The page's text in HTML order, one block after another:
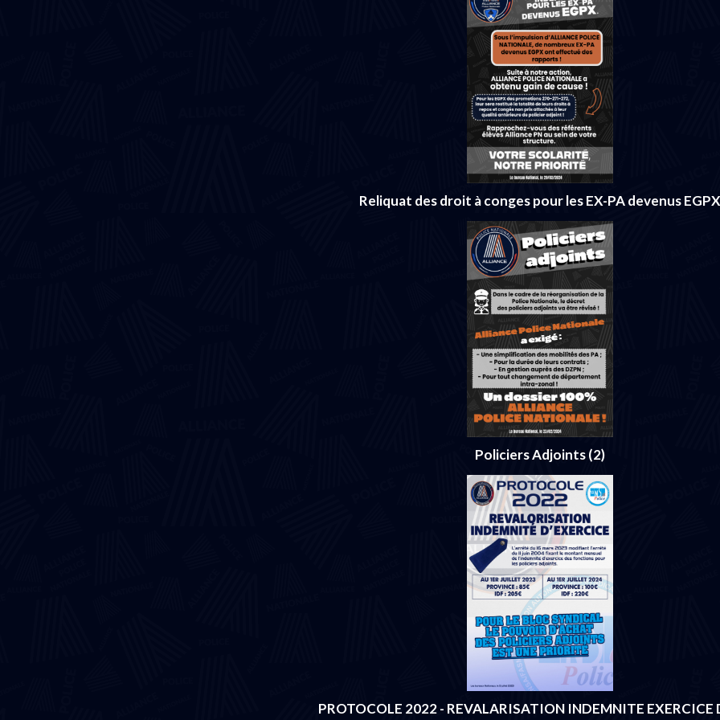
Reliquat des droit à conges pour les EX-PA devenus EGPX
Policiers Adjoints (2)
PROTOCOLE 2022 - REVALARISATION INDEMNITE EXERCICE